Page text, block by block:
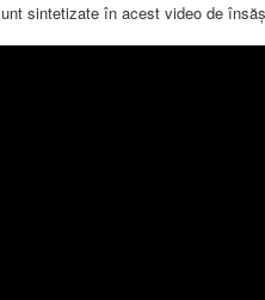
sintetizate în acest video de